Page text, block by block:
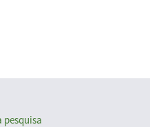
pesquisa